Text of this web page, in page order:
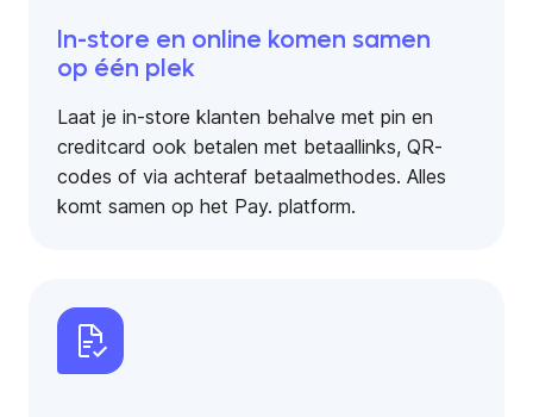
In-store en online komen samen
op één plek
Laat je in-store klanten behalve met pin en
creditcard ook betalen met betaallinks, QR-
codes of via achteraf betaalmethodes. Alles
komt samen op het Pay. platform.